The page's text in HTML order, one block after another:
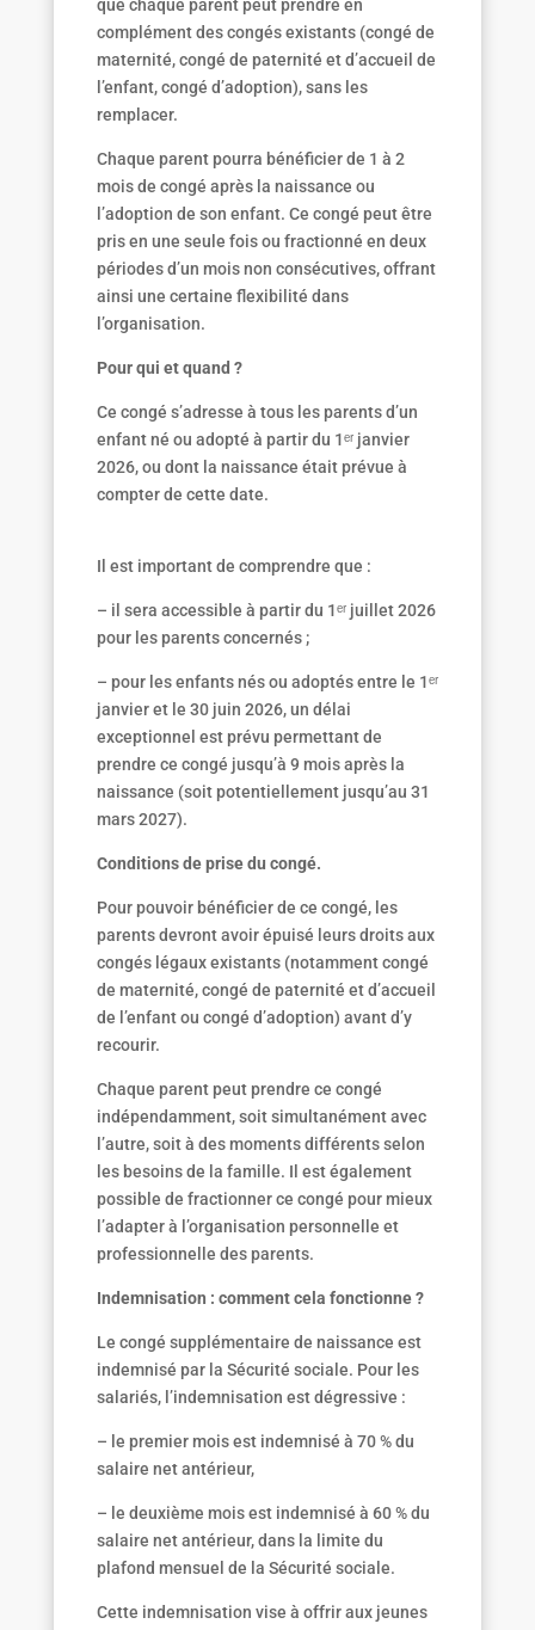
que chaque parent peut prendre en
complément des congés existants (congé de
maternité, congé de paternité et d’accueil de
l’enfant, congé d’adoption), sans les
remplacer.
Chaque parent pourra bénéficier de 1 à 2
mois de congé après la naissance ou
l’adoption de son enfant. Ce congé peut être
pris en une seule fois ou fractionné en deux
périodes d’un mois non consécutives, offrant
ainsi une certaine flexibilité dans
l’organisation.
Pour qui et quand ?
Ce congé s’adresse à tous les parents d’un
enfant né ou adopté à partir du 1ᵉʳ janvier
2026, ou dont la naissance était prévue à
compter de cette date.
Il est important de comprendre que :
– il sera accessible à partir du 1ᵉʳ juillet 2026
pour les parents concernés ;
– pour les enfants nés ou adoptés entre le 1ᵉʳ
janvier et le 30 juin 2026, un délai
exceptionnel est prévu permettant de
prendre ce congé jusqu’à 9 mois après la
naissance (soit potentiellement jusqu’au 31
mars 2027).
Conditions de prise du congé.
Pour pouvoir bénéficier de ce congé, les
parents devront avoir épuisé leurs droits aux
congés légaux existants (notamment congé
de maternité, congé de paternité et d’accueil
de l’enfant ou congé d’adoption) avant d’y
recourir.
Chaque parent peut prendre ce congé
indépendamment, soit simultanément avec
l’autre, soit à des moments différents selon
les besoins de la famille. Il est également
possible de fractionner ce congé pour mieux
l’adapter à l’organisation personnelle et
professionnelle des parents.
Indemnisation : comment cela fonctionne ?
Le congé supplémentaire de naissance est
indemnisé par la Sécurité sociale. Pour les
salariés, l’indemnisation est dégressive :
– le premier mois est indemnisé à 70 % du
salaire net antérieur,
– le deuxième mois est indemnisé à 60 % du
salaire net antérieur, dans la limite du
plafond mensuel de la Sécurité sociale.
Cette indemnisation vise à offrir aux jeunes